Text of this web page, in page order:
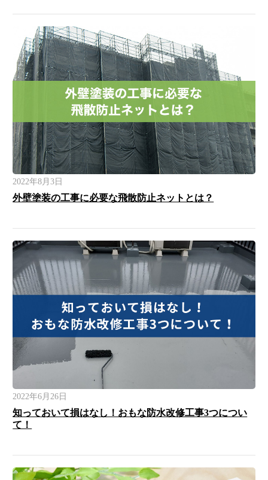
2022年8月3日
外壁塗装の工事に必要な飛散防止ネットとは？
2022年6月26日
知っておいて損はなし！おもな防水改修工事3つについ
て！